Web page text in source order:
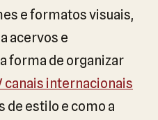
e formatos visuais,
acervos e
forma de organizar
canais internacionais
de estilo e como a